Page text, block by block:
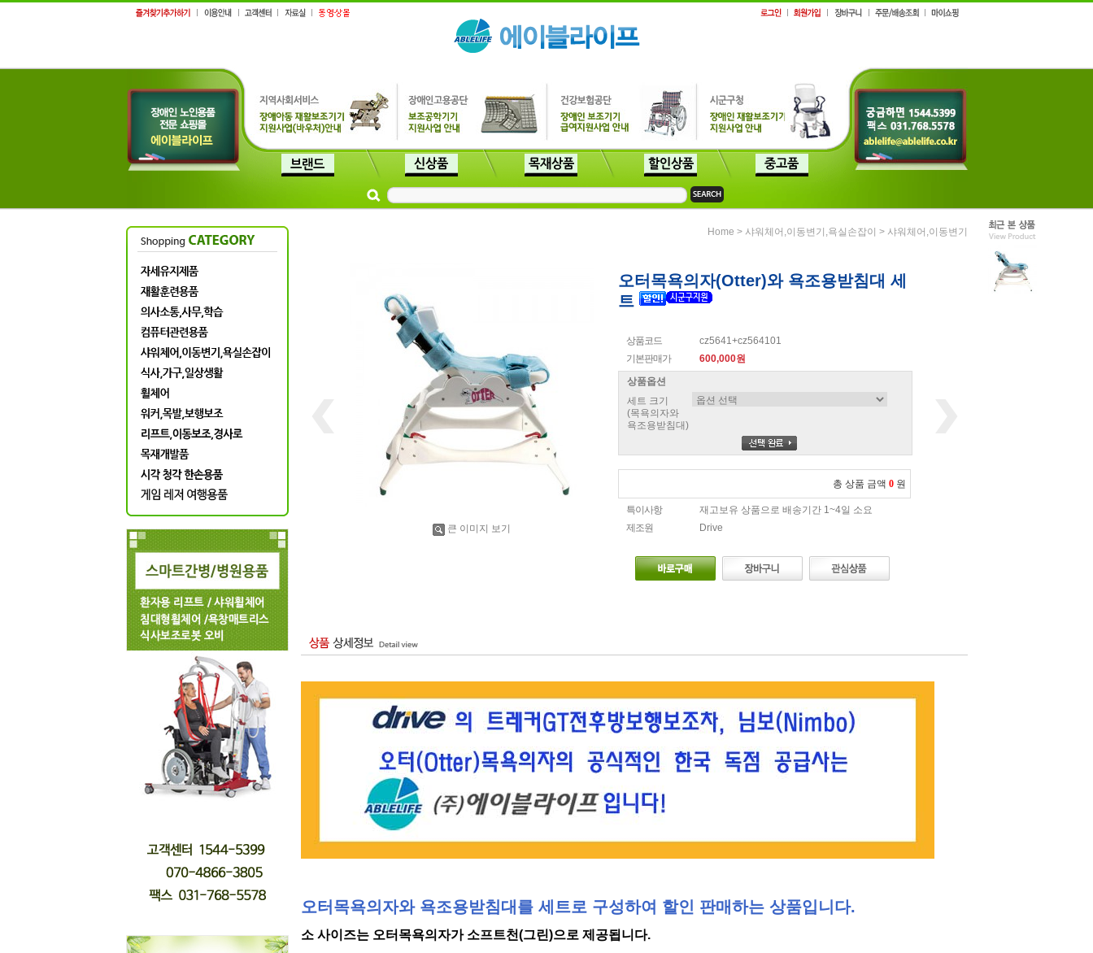
Home > 샤워체어,이동변기,욕실손잡이 > 샤워체어,이동변기
큰 이미지 보기
오터목욕의자(Otter)와 욕조용받침대 세
트
상품코드
cz5641+cz564101
기본판매가
600,000원
상품옵션
세트 크기
(목욕의자와
욕조용받침대)
총 상품 금액 0 원
특이사항
재고보유 상품으로 배송기간 1~4일 소요
제조원
Drive
오터목욕의자와 욕조용받침대를 세트로 구성하여 할인 판매하는 상품입니다.
소 사이즈는 오터목욕의자가 소프트천(그린)으로 제공됩니다.